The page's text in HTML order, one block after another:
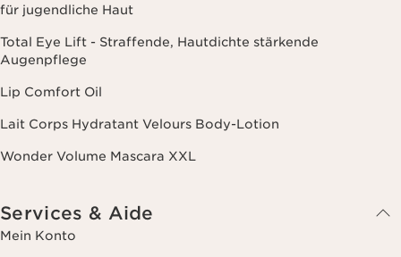
für jugendliche Haut
Total Eye Lift - Straffende, Hautdichte stärkende
Augenpflege
Lip Comfort Oil
Lait Corps Hydratant Velours Body-Lotion
Wonder Volume Mascara XXL
Services & Aide
Mein Konto